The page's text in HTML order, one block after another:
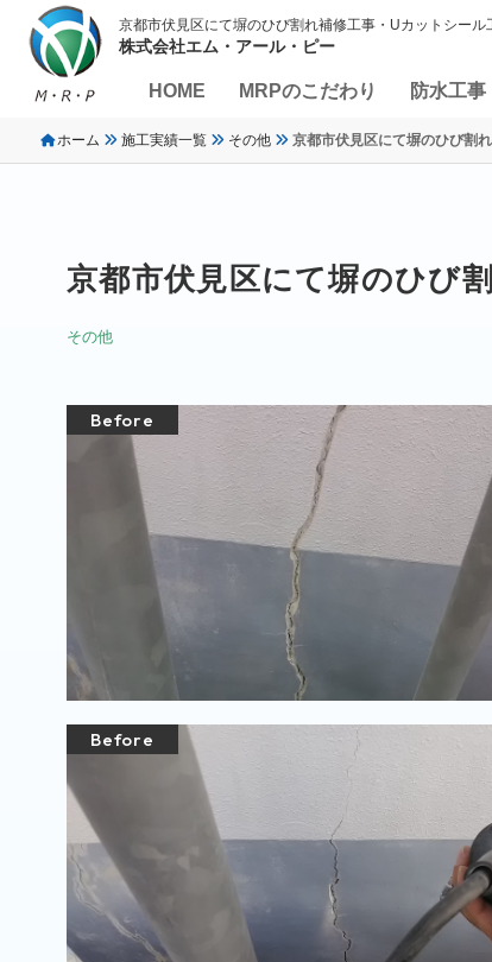
京都市伏見区にて塀のひび割れ補修工事・Uカットシー
株式会社エム・アール・ピー
HOME MRPのこだわり 防水工事
ホーム 施工実績一覧 その他 京都市伏見区にて塀のひび割
京都市伏見区にて塀のひび
その他